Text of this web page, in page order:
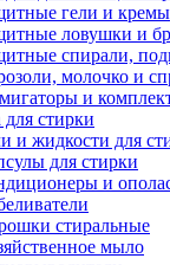
гели и кремы
ловушки и
спирали,
молочко и
и
для стирки
и жидкости для
для стирки
и
стиральные
мыло